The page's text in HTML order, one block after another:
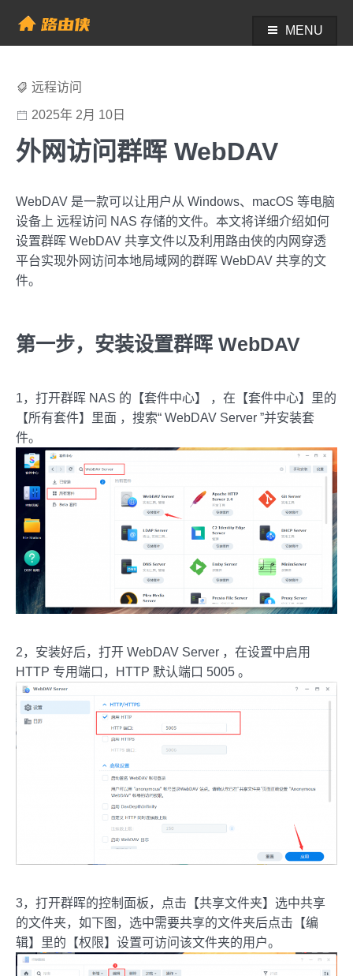
content
帮助中心 - 路由侠
MENU
远程访问
2025年 2月 10日
外网访问群晖 WebDAV
WebDAV 是一款可以让用户从 Windows、macOS 等电脑
设备上 远程访问 NAS 存储的文件。本文将详细介绍如何
设置群晖 WebDAV 共享文件以及利用路由侠的内网穿透
平台实现外网访问本地局域网的群晖 WebDAV 共享的文
件。
第一步，安装设置群晖 WebDAV
1，打开群晖 NAS 的【套件中心】 ，在【套件中心】里的
【所有套件】里面 ，搜索“ WebDAV Server ”并安装套
件。
2，安装好后，打开 WebDAV Server ，在设置中启用
HTTP 专用端口，HTTP 默认端口 5005 。
3，打开群晖的控制面板，点击【共享文件夹】选中共享
的文件夹，如下图，选中需要共享的文件夹后点击【编
辑】里的【权限】设置可访问该文件夹的用户。